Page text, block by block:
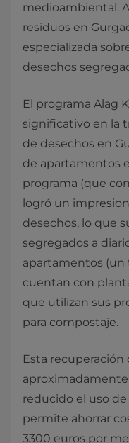
medioambiental.
residuos en
especializada
desechos
El programa Alag
significativo en la
de desechos en
de apartamentos
programa (que
logró un
desechos, lo que
segregados a
apartamentos (un
cuentan con
que utilizan sus
para compostaje.
Esta recuperación
aproximadamente
reducido el uso
permite ahorrar
3300 euros por